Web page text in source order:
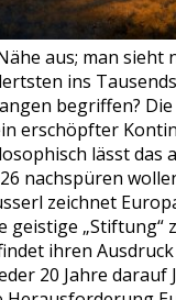
aus; man
ins
begriffen?
erschöpfter
lässt
nachspüren
zeichnet
geistige
ihren
20 Jahre